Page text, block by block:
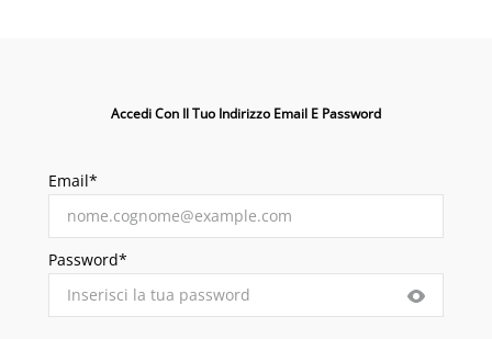
Accedi Con Il Tuo Indirizzo Email E Password
Email*
Password*